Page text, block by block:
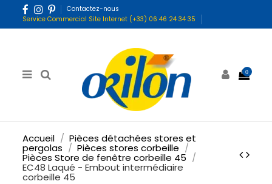
Contactez-nous
Service Commercial Site Internet (+33) 06 46 24 34 35
0
Accueil Pièces détachées stores et
pergolas Pièces stores corbeille
Pièces Store de fenêtre corbeille 45
EC48 Laqué - Embout intermédiaire
corbeille 45